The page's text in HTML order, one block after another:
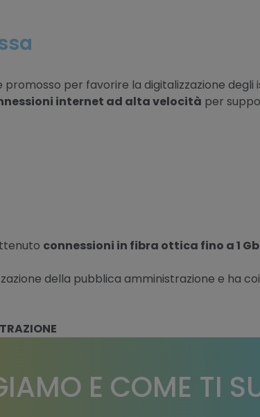
per favorire la digitalizzazione degli
internet ad alta velocità per
connessioni in fibra ottica fino a 1
della pubblica amministrazione e ha
E COME TI